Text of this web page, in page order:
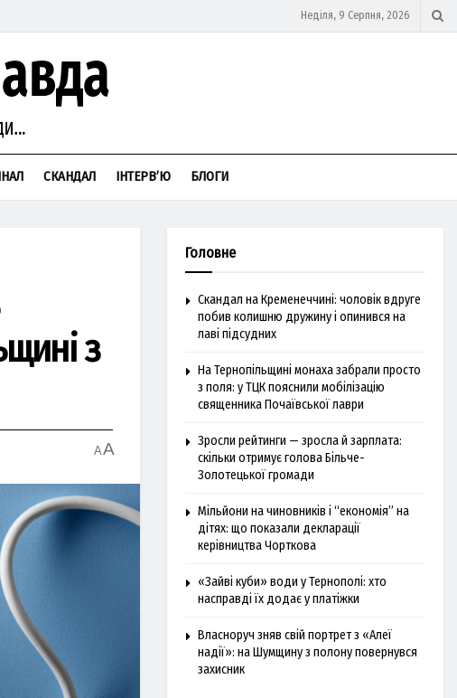
Неділя, 9 Серпня, 2026
СКАНДАЛ ІНТЕРВ’Ю БЛОГИ
з
AA
Головне
Скандал на Кременеччині: чоловік вдруге
побив колишню дружину і опинився на
лаві підсудних
На Тернопільщині монаха забрали просто
з поля: у ТЦК пояснили мобілізацію
священника Почаївської лаври
Зросли рейтинги — зросла й зарплата:
скільки отримує голова Більче-
Золотецької громади
Мільйони на чиновників і “економія” на
дітях: що показали декларації
керівництва Чорткова
«Зайві куби» води у Тернополі: хто
насправді їх додає у платіжки
Власноруч зняв свій портрет з «Алеї
надії»: на Шумщину з полону повернувся
захисник